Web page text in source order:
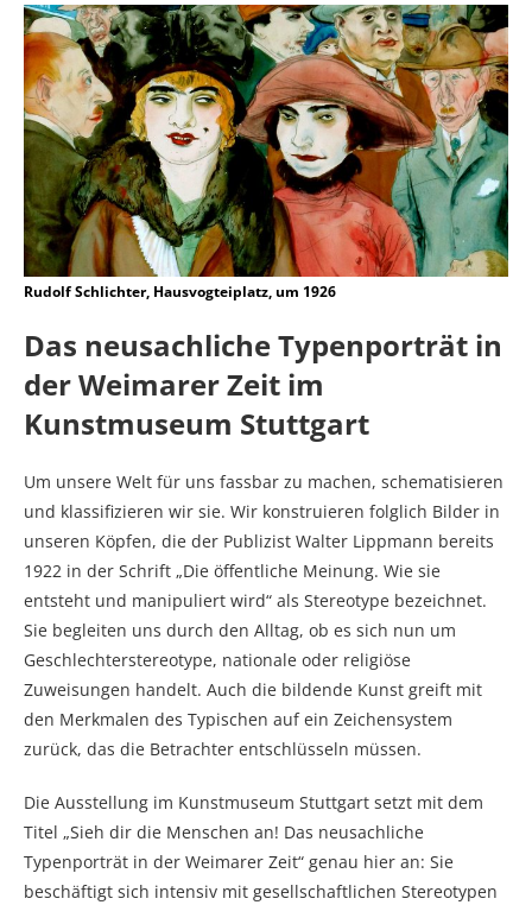
Rudolf Schlichter, Hausvogteiplatz, um 1926
Das neusachliche Typenporträt in
der Weimarer Zeit im
Kunstmuseum Stuttgart
Um unsere Welt für uns fassbar zu machen, schematisieren
und klassifizieren wir sie. Wir konstruieren folglich Bilder in
unseren Köpfen, die der Publizist Walter Lippmann bereits
1922 in der Schrift „Die öffentliche Meinung. Wie sie
entsteht und manipuliert wird“ als Stereotype bezeichnet.
Sie begleiten uns durch den Alltag, ob es sich nun um
Geschlechterstereotype, nationale oder religiöse
Zuweisungen handelt. Auch die bildende Kunst greift mit
den Merkmalen des Typischen auf ein Zeichensystem
zurück, das die Betrachter entschlüsseln müssen.
Die Ausstellung im Kunstmuseum Stuttgart setzt mit dem
Titel „Sieh dir die Menschen an! Das neusachliche
Typenporträt in der Weimarer Zeit“ genau hier an: Sie
beschäftigt sich intensiv mit gesellschaftlichen Stereotypen